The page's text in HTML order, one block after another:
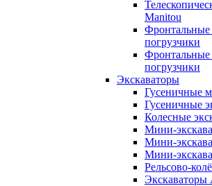
Manitou
Фронтальные
погрузчики
Фронтальные
погрузчики
Экскаваторы
Гусеничные
Гусеничные
Колесные
Мини-
Мини-
Мини-
Рельсово-
Экскаваторы